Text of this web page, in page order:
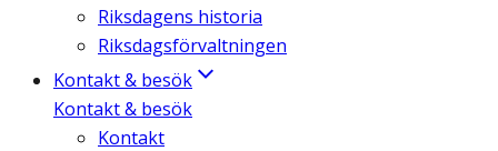
Riksdagens historia
Riksdagsförvaltningen
Kontakt & besök
Kontakt & besök
Kontakt